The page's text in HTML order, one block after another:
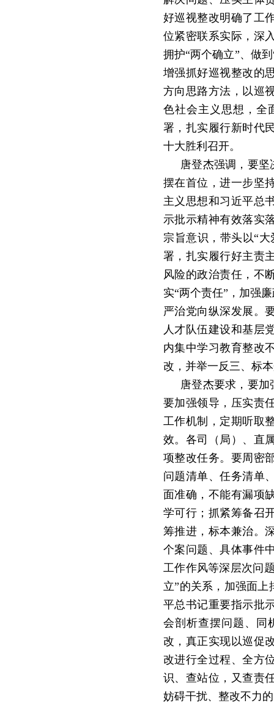
好巡视整改明确了工
位紧密联系实际，深
拥护“两个确立”、做
增强抓好巡视整改的
方向思路方法，以巡
色社会主义思想，全
署，扎实履行新时代
十大胜利召开。
唐登杰强调，要
摆在首位，进一步坚
主义思想和习近平总
示批示精神有效落实
宗旨意识，带头以“
署，扎实履行好主责
风险的政治责任，不
实“两个责任”，加强
严治党向纵深发展。
人才队伍建设和基层
内集中学习教育整改
改，并举一反三、标
唐登杰要求，要
要加强领导，压实责
工作机制，定期听取
效。各司（局）、直
项整改任务。要周密
问题清单、任务清单
面准确，不能有漏项
学可行；抓紧筹备召
筹推进，标本兼治。
个案问题、具体事件
工作作风等深层次问
立”的关系，加强面
平总书记重要指示批
会剖析查摆问题、同
改，真正实现以巡促
改进行全过程、全方
识、查站位，又查责
妨碍干扰、整改不力